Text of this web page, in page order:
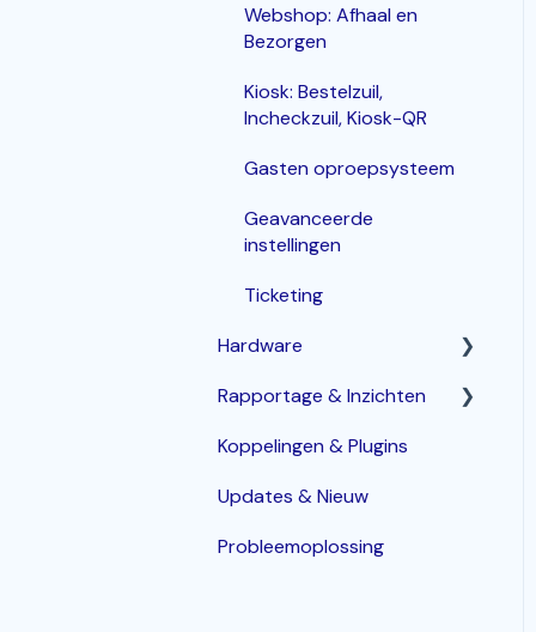
Webshop: Afhaal en
Bezorgen
Kiosk: Bestelzuil,
Incheckzuil, Kiosk-QR
Gasten oproepsysteem
Geavanceerde
instellingen
Ticketing
Hardware
Router
POS terminals
Bonprinters
Kassalade
Rapportage & Inzichten
Geavanceerde opties
Koppelingen & Plugins
Updates & Nieuw
Probleemoplossing